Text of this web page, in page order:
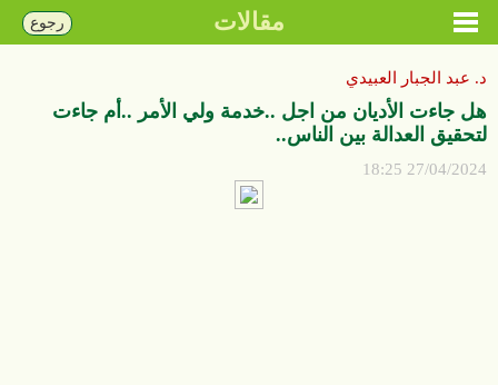
رجوع مقالات
د. عبد الجبار العبيدي
هل جاءت الأديان من اجل ..خدمة ولي الأمر ..أم جاءت
لتحقيق العدالة بين الناس..
27/04/2024 18:25